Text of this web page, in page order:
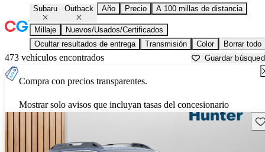
Subaru Outback Año Precio A 100 millas de distancia
Millaje
Nuevos/Usados/Certificados
Ocultar resultados de entrega
Transmisión Color Borrar todo
473 vehículos encontrados Guardar
Compra con precios transparentes.
Mostrar solo avisos que incluyan tasas del concesionario